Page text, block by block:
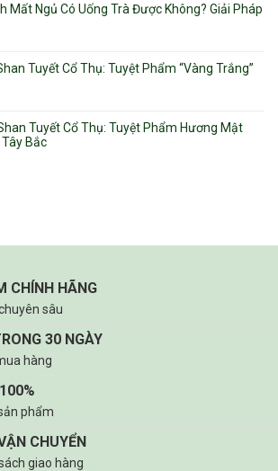
Mất Ngủ Có Uống Trà Được Không? Giải Pháp
Tuyết Cổ Thụ: Tuyệt Phẩm “Vàng Trắng”
Tuyết Cổ Thụ: Tuyệt Phẩm Hương Mật
Bắc
CHÍNH HÃNG
sâu
30 NGÀY
hàng
phẩm
CHUYỂN
giao hàng